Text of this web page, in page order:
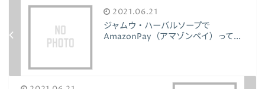
2021.06.21
ジャムウ・ハーバルソープで
AmazonPay（アマゾンペイ）って...